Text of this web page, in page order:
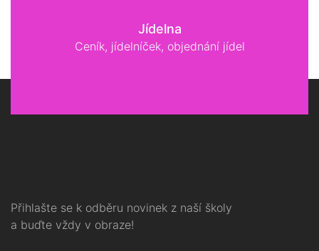
Jídelna
Ceník, jídelníček, objednání jídel
Přihlašte se k odběru novinek z naší školy
a buďte vždy v obraze!